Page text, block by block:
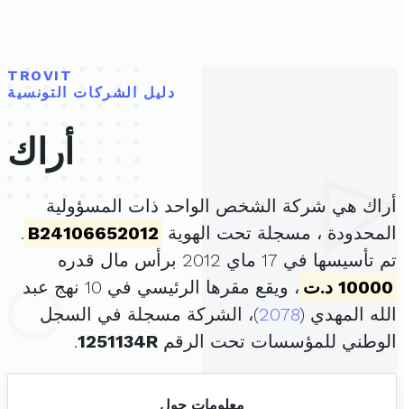
TROVIT
دليل الشركات التونسية
أراك
أراك هي شركة الشخص الواحد ذات المسؤولية
المحدودة ، مسجلة تحت الهوية B24106652012
.
تم تأسيسها في 17 ماي 2012 برأس مال قدره
10000 د.ت
، ويقع مقرها الرئيسي في 10 نهج عبد
الله المهدي (2078)، الشركة مسجلة في السجل
الوطني للمؤسسات تحت الرقم 1251134R
.
معلومات حول